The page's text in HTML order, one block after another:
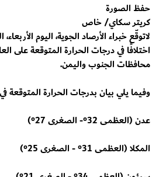
حفظ الصورة
كريتر سكاي/ خاص
اختلافًا في درجات الحرارة المتوقعة على
محافظات الجنوب واليمن.
وفيما يلي بيان بدرجات الحرارة المتوقعة
عدن (العظمى 32°- الصغرى 27°)
المكلا (العظمى 31° - الصغرى 25°)